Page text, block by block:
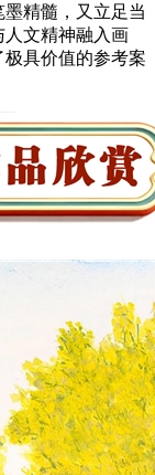
精髓，又立足当
文精神融入画
具价值的参考案